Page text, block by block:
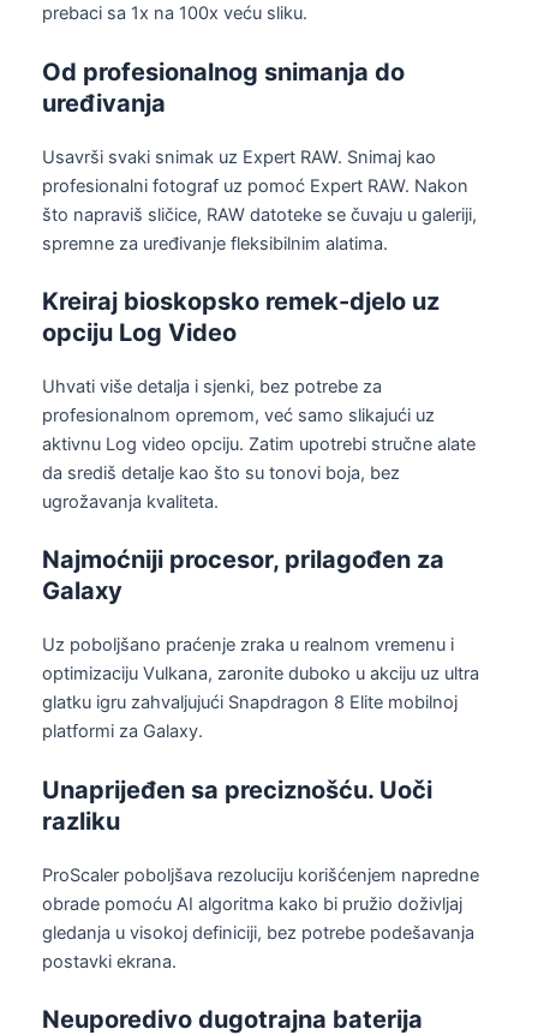
prebaci sa 1x na 100x veću sliku.
Od profesionalnog snimanja do
uređivanja
Usavrši svaki snimak uz Expert RAW. Snimaj kao
profesionalni fotograf uz pomoć Expert RAW. Nakon
što napraviš sličice, RAW datoteke se čuvaju u galeriji,
spremne za uređivanje fleksibilnim alatima.
Kreiraj bioskopsko remek-djelo uz
opciju Log Video
Uhvati više detalja i sjenki, bez potrebe za
profesionalnom opremom, već samo slikajući uz
aktivnu Log video opciju. Zatim upotrebi stručne alate
da središ detalje kao što su tonovi boja, bez
ugrožavanja kvaliteta.
Najmoćniji procesor, prilagođen za
Galaxy
Uz poboljšano praćenje zraka u realnom vremenu i
optimizaciju Vulkana, zaronite duboko u akciju uz ultra
glatku igru zahvaljujući Snapdragon 8 Elite mobilnoj
platformi za Galaxy.
Unaprijeđen sa preciznošću. Uoči
razliku
ProScaler poboljšava rezoluciju korišćenjem napredne
obrade pomoću AI algoritma kako bi pružio doživljaj
gledanja u visokoj definiciji, bez potrebe podešavanja
postavki ekrana.
Neuporedivo dugotrajna baterija